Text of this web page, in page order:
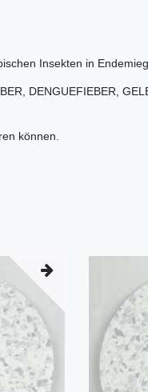
Insekten in
DENGUEFIEBER,
können.